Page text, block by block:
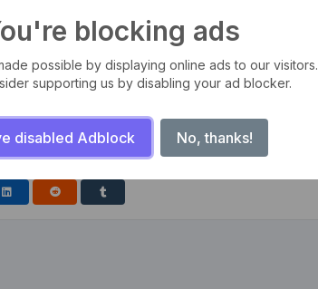
Sed posuere cursus fermentum. Aliquam erat
Aliquam sit amet sapien libero. Sed facilisis
blocking ads
possible by displaying online ads to our visitors.
supporting us by disabling your ad blocker.
disabled Adblock No, thanks!